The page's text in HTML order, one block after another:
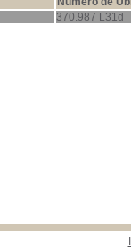
370.987 L31d